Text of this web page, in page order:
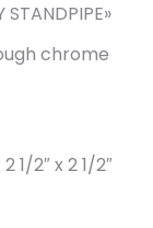
STANDPIPE»
chrome
1/2″ x 2 1/2″